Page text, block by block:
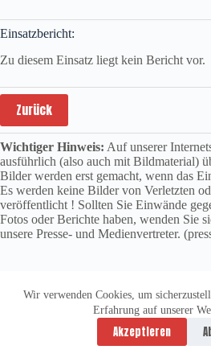
Wir verwenden Cookies, um
Erfahrung auf unserer
Akzeptieren
Einsatzbericht:
Zu diesem Einsatz liegt kein Bericht vor.
Zurück
Wichtiger Hinweis: Auf unserer
ausführlich (also auch mit Bildmaterial)
Bilder werden erst gemacht, wenn das
Es werden keine Bilder von Verletzten
veröffentlicht ! Sollten Sie Einwände
Fotos oder Berichte haben, wenden Sie
unsere Presse- und Medienvertreter.
Datenschutzerklärung
Copyright © 2026 -